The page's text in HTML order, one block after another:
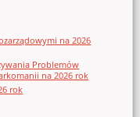
na 2026
Problemów
na 2026 rok
rok